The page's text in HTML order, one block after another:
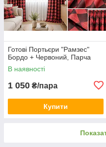
Готові Портьєри "Рамзес"
Бордо + Червоний, Парча
В наявності
1 050 ₴/пара
Купити